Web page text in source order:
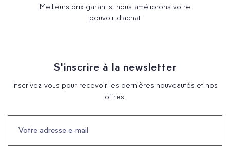
Meilleurs prix garantis, nous améliorons votre
pouvoir d’achat
S'inscrire à la newsletter
Inscrivez-vous pour recevoir les dernières nouveautés et nos
offres.